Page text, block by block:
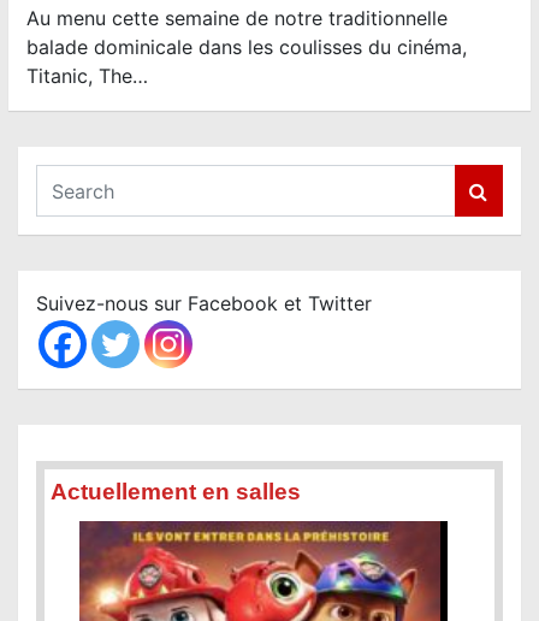
Au menu cette semaine de notre traditionnelle
balade dominicale dans les coulisses du cinéma,
Titanic, The…
a
c
h
Suivez-nous sur Facebook et Twitter
Actuellement en salles